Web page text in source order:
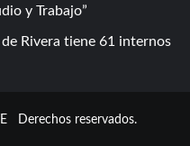
y Trabajo
Rivera tiene 61 internos
Derechos reservados.